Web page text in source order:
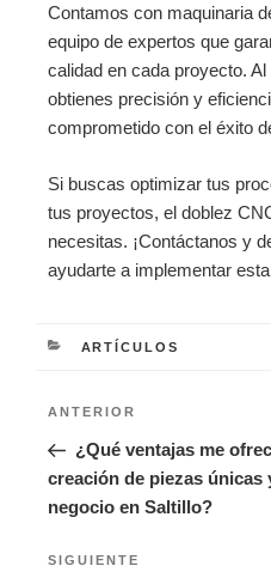
Contamos con maquinaria
equipo de expertos que
calidad en cada proyecto.
obtienes precisión y
comprometido con el éxito
Si buscas optimizar tus
tus proyectos, el doblez
necesitas. ¡Contáctanos y
ayudarte a implementar
CATEGORÍAS
ARTÍCULOS
entradas
Entrada
anterior:
ANTERIOR
¿Qué ventajas me
creación de piezas únicas
negocio en Saltillo?
Siguiente
SIGUIENTE